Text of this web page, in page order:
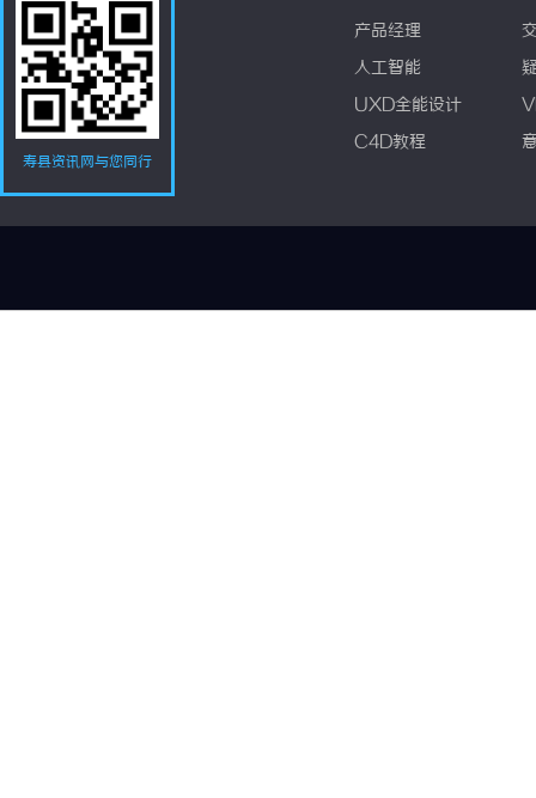
寿县资讯网与您同行
产品经理
人工智能
UXD全能设计
C4D教程